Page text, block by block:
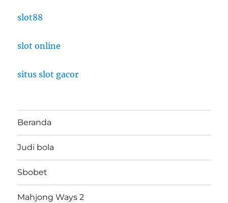
slot88
slot online
situs slot gacor
Beranda
Judi bola
Sbobet
Mahjong Ways 2